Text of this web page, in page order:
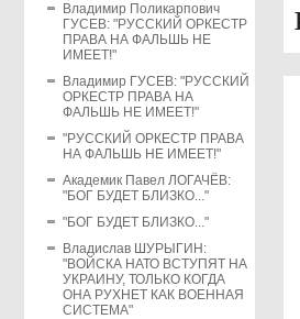
Владимир Поликарпович
ГУСЕВ: "РУССКИЙ ОРКЕСТР
ПРАВА НА ФАЛЬШЬ НЕ
ИМЕЕТ!"
Владимир ГУСЕВ: "РУССКИЙ
ОРКЕСТР ПРАВА НА
ФАЛЬШЬ НЕ ИМЕЕТ!"
"РУССКИЙ ОРКЕСТР ПРАВА
НА ФАЛЬШЬ НЕ ИМЕЕТ!"
Академик Павел ЛОГАЧЁВ:
"БОГ БУДЕТ БЛИЗКО..."
"БОГ БУДЕТ БЛИЗКО..."
Владислав ШУРЫГИН:
"ВОЙСКА НАТО ВСТУПЯТ НА
УКРАИНУ, ТОЛЬКО КОГДА
ОНА РУХНЕТ КАК ВОЕННАЯ
СИСТЕМА"